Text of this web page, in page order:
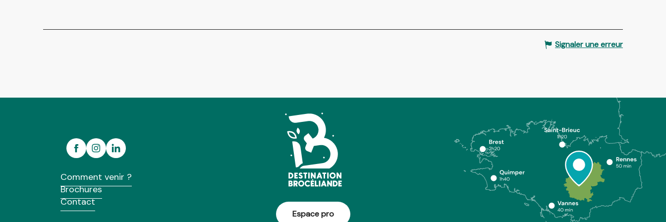
Signaler une erreur
Comment venir ?
Brochures
Contact
Espace pro